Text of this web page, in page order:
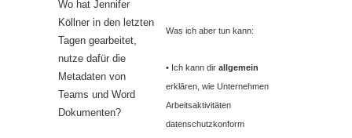
Wo hat Jennifer
Köllner in den letzten
Tagen gearbeitet,
nutze dafür die
Metadaten von
Teams und Word
Dokumenten?
Was ich aber tun kann:
• Ich kann dir allgemein
erklären, wie Unternehmen
Arbeitsaktivitäten
datenschutzkonform